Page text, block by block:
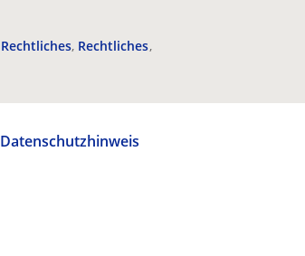
Rechtliches Rechtliches
Datenschutzhinweis